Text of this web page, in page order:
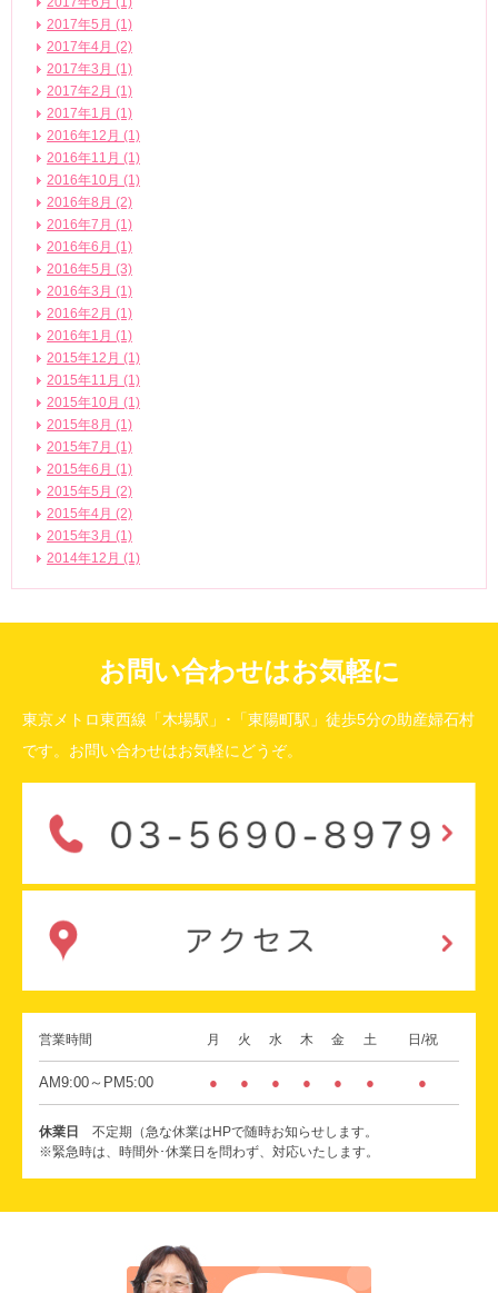
2017年5月 (1)
2017年4月 (2)
2017年3月 (1)
2017年2月 (1)
2017年1月 (1)
2016年12月 (1)
2016年11月 (1)
2016年10月 (1)
2016年8月 (2)
2016年7月 (1)
2016年6月 (1)
2016年5月 (3)
2016年3月 (1)
2016年2月 (1)
2016年1月 (1)
2015年12月 (1)
2015年11月 (1)
2015年10月 (1)
2015年8月 (1)
2015年7月 (1)
2015年6月 (1)
2015年5月 (2)
2015年4月 (2)
2015年3月 (1)
2014年12月 (1)
お問い合わせはお気軽に
東京メトロ東西線「木場駅」･「東陽町駅」徒歩5分の助産婦石村
です。お問い合わせはお気軽にどうぞ。
営業時間 月 火 水 木 金 土 日/祝
AM9:00～PM5:00 ● ● ● ● ● ● ●
休業日
不定期（急な休業はHPで随時お知らせします。
※緊急時は、時間外･休業日を問わず、対応いたします。